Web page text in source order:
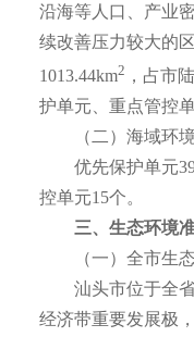
沿海等人口、产业
续改善压力较大的
1013.44km2 ，占市
护单元、重点管控
（二）海域环境
优先保护单元39
控单元15个。
三、生态环境
（一）全市生态
汕头市位于全省
经济带重要发展极